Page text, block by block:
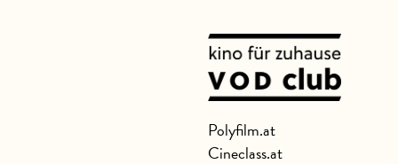
Polyfilm.at
Cineclass.at